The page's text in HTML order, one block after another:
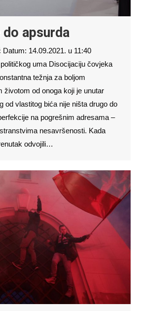
apsurda
Datum: 14.09.2021. u 11:40
uma Disocijaciju čovjeka
težnja za boljom
životom od onoga koji je unutar
od vlastitog bića nije ništa drugo do
na pogrešnim adresama –
nesavršenosti. Kada
odvojili…